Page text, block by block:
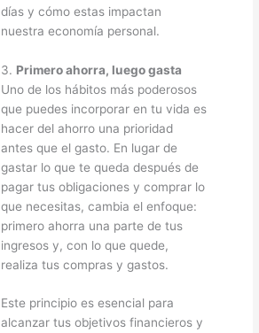
días y cómo estas impactan
nuestra economía personal.
3. Primero ahorra, luego gasta
Uno de los hábitos más poderosos
que puedes incorporar en tu vida es
hacer del ahorro una prioridad
antes que el gasto. En lugar de
gastar lo que te queda después de
pagar tus obligaciones y comprar lo
que necesitas, cambia el enfoque:
primero ahorra una parte de tus
ingresos y, con lo que quede,
realiza tus compras y gastos.
Este principio es esencial para
alcanzar tus objetivos financieros y